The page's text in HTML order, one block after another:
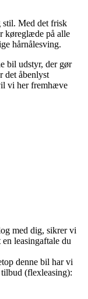
stil. Med det frisk
køreglæde på alle
hårnålesving.
bil udstyr, der gør
det åbenlyst
vi her fremhæve
med dig, sikrer vi
leasingaftale du
denne bil har vi
(flexleasing):